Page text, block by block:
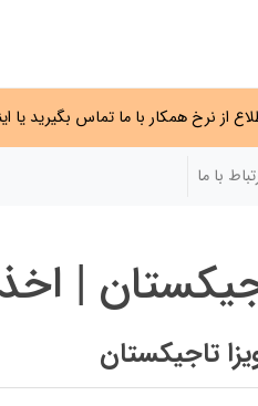
از نرخ همکار با ما تماس بگیرید یا
با ما
|
تاجیکستان